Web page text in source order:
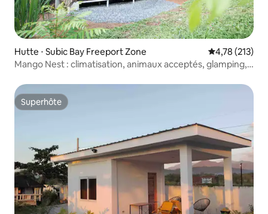
Hutte ⋅ Subic Bay Freeport Zone Évaluation
4,78 (213)
Mango Nest : climatisation, animaux acceptés, glamping,
Superhôte
Superhôte